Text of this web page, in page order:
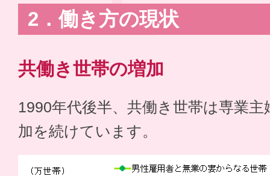
2．働き方の現状
共働き世帯の増加
1990年代後半、共働き世帯は専業
加を続けています。